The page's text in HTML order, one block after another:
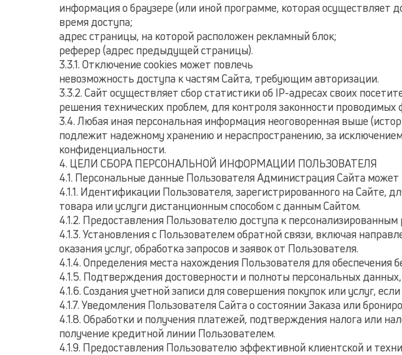
информация о браузере (или иной программе, которая осуществляет
время доступа;
адрес страницы, на которой расположен рекламный блок;
реферер (адрес предыдущей страницы).
3.3.1. Отключение cookies может повлечь
невозможность доступа к частям Cайта, требующим авторизации.
3.3.2. Сайт осуществляет сбор статистики об IP-адресах своих
решения технических проблем, для контроля законности
3.4. Любая иная персональная информация неоговоренная выше
подлежит надежному хранению и нераспространению, за
конфиденциальности.
4. ЦЕЛИ СБОРА ПЕРСОНАЛЬНОЙ ИНФОРМАЦИИ ПОЛЬЗОВАТЕЛЯ
4.1. Персональные данные Пользователя Администрация Сайта может
4.1.1. Идентификации Пользователя, зарегистрированного на Сайте,
товара или услуги дистанционным способом с данным Cайтом.
4.1.2. Предоставления Пользователю доступа к персонализированным
4.1.3. Установления с Пользователем обратной связи, включая
оказания услуг, обработка запросов и заявок от Пользователя.
4.1.4. Определения места нахождения Пользователя для обеспечения
4.1.5. Подтверждения достоверности и полноты персональных
4.1.6. Создания учетной записи для совершения покупок или услуг,
4.1.7. Уведомления Пользователя Сайта о состоянии Заказа или
4.1.8. Обработки и получения платежей, подтверждения налога или
получение кредитной линии Пользователем.
4.1.9. Предоставления Пользователю эффективной клиентской и